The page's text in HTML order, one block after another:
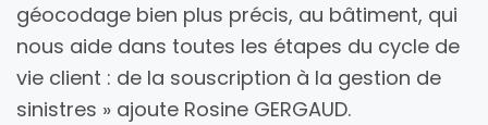
géocodage bien plus précis, au bâtiment, qui
nous aide dans toutes les étapes du cycle de
vie client : de la souscription à la gestion de
sinistres » ajoute Rosine GERGAUD.